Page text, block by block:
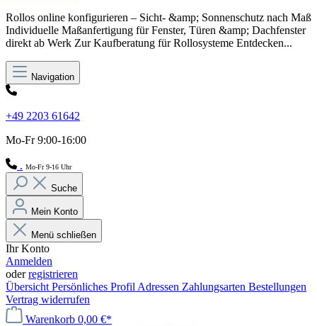
Rollos online konfigurieren – Sicht- &amp; Sonnenschutz nach Maß
Individuelle Maßanfertigung für Fenster, Türen &amp; Dachfenster
direkt ab Werk Zur Kaufberatung für Rollosysteme Entdecken...
Navigation
+49 2203 61642
Mo-Fr 9:00-16:00
. Mo-Fr 9-16 Uhr
Suche
Mein Konto
Menü schließen
Ihr Konto
Anmelden
oderregistrieren
Übersicht Persönliches Profil Adressen Zahlungsarten Bestellungen
Vertrag widerrufen
Warenkorb 0,00 €*